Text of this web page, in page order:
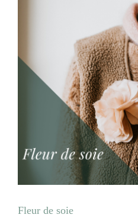
Fleur de soie